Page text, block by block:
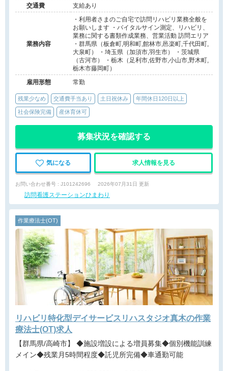
交通費
支給あり
業務内容
・利用者さまのご自宅で訪問リハビリ業務全般を
お願いします ・バイタルサイン測定、リハビリ、
業務に関する書類作成業務、営業活動 訪問エリア
・群馬県（板倉町,明和町,館林市,邑楽町,千代田町,
大泉町） ・埼玉県（加須市,羽生市） ・茨城県
（古河市） ・栃木（足利市,佐野市,小山市,野木町,
栃木市藤岡町）
雇用形態
常勤
残業少なめ 交通費手当あり 土日祝休み 年間休日120日以上
社会保険完備 産休育休可
募集状況を確認する
気になる 求人情報を見る
お問い合わせ番号 : J101242696 2026年07月31日 更新
訪問看護ステーションひまわり
作業療法士(OT)
リハビリ特化型デイサービスリハスタジオ真木の作業
療法士(OT)求人
【群馬県/高崎市】 ◆施設増設による増員募集◆個別機能訓練
メイン◆残業月5時間程度◆託児所完備◆車通勤可能